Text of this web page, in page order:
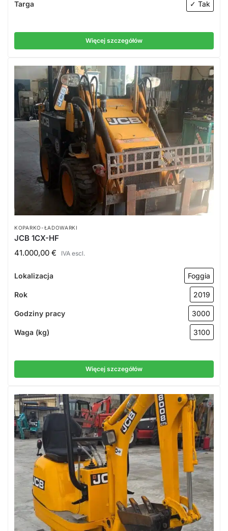
Targa ✓ Tak
Więcej szczegółów
KOPARKO-ŁADOWARKI
JCB 1CX-HF
41.000,00 € IVA escl.
Lokalizacja Foggia
Rok 2019
Godziny pracy 3000
Waga (kg) 3100
Więcej szczegółów